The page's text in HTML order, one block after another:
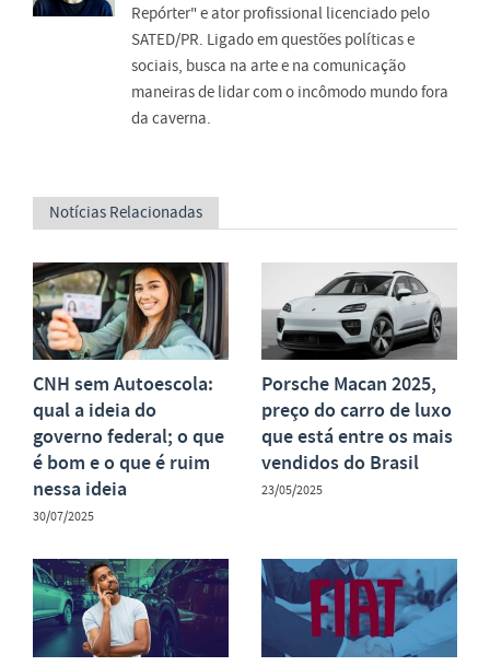
Repórter" e ator profissional licenciado pelo
SATED/PR. Ligado em questões políticas e
sociais, busca na arte e na comunicação
maneiras de lidar com o incômodo mundo fora
da caverna.
Notícias Relacionadas
CNH sem Autoescola:
qual a ideia do
governo federal; o que
é bom e o que é ruim
nessa ideia
30/07/2025
Porsche Macan 2025,
preço do carro de luxo
que está entre os mais
vendidos do Brasil
23/05/2025